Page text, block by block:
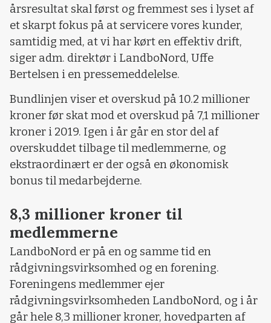
årsresultat skal først og fremmest ses i lyset af
et skarpt fokus på at servicere vores kunder,
samtidig med, at vi har kørt en effektiv drift,
siger adm. direktør i LandboNord, Uffe
Bertelsen i en pressemeddelelse.
Bundlinjen viser et overskud på 10.2 millioner
kroner før skat mod et overskud på 7,1 millioner
kroner i 2019. Igen i år går en stor del af
overskuddet tilbage til medlemmerne, og
ekstraordinært er der også en økonomisk
bonus til medarbejderne.
8,3 millioner kroner til
medlemmerne
LandboNord er på en og samme tid en
rådgivningsvirksomhed og en forening.
Foreningens medlemmer ejer
rådgivningsvirksomheden LandboNord, og i år
går hele 8,3 millioner kroner, hovedparten af